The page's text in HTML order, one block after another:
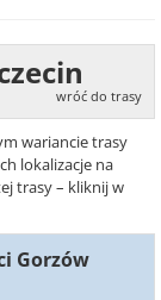
wróć do trasy
wariancie trasy
lokalizacje na
trasy – kliknij w
Gorzów